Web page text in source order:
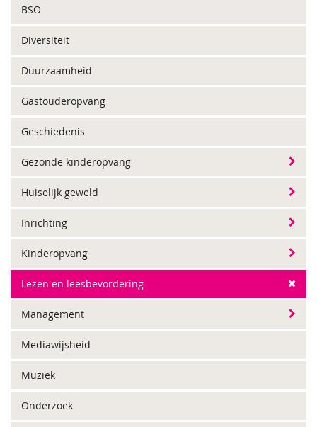
BSO
Diversiteit
Duurzaamheid
Gastouderopvang
Geschiedenis
Gezonde kinderopvang
Huiselijk geweld
Inrichting
Kinderopvang
Lezen en leesbevordering
Management
Mediawijsheid
Muziek
Onderzoek